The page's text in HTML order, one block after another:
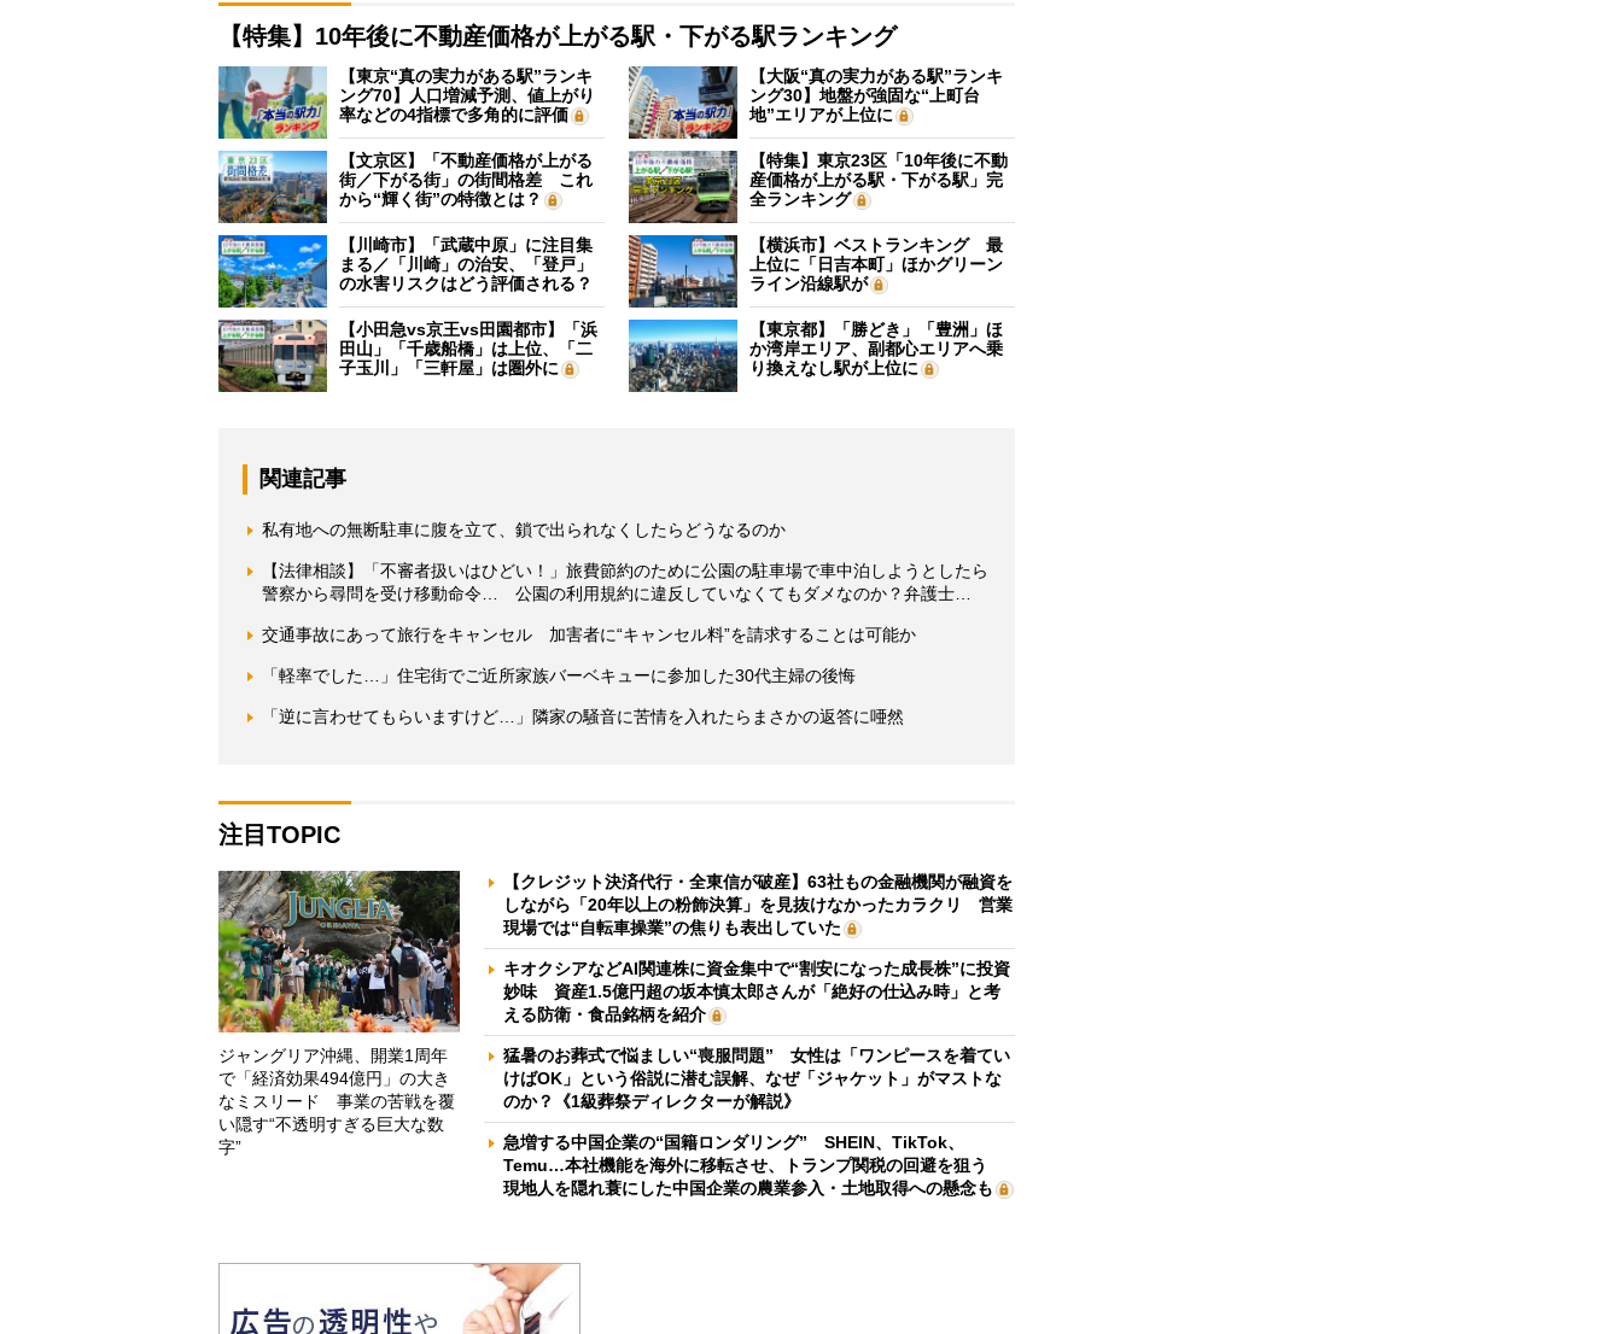
【特集】10年後に不動産価格が上がる駅・下がる駅ランキング
【東京“真の実力がある駅”ランキ
ング70】人口増減予測、値上がり
率などの4指標で多角的に評価
【大阪“真の実力がある駅”ランキ
ング30】地盤が強固な“上町台
地”エリアが上位に
【文京区】「不動産価格が上がる
街／下がる街」の街間格差 これ
から“輝く街”の特徴とは？
【特集】東京23区「10年後に不動
産価格が上がる駅・下がる駅」完
全ランキング
【川崎市】「武蔵中原」に注目集
まる／「川崎」の治安、「登戸」
の水害リスクはどう評価される？
【横浜市】ベストランキング 最
上位に「日吉本町」ほかグリーン
ライン沿線駅が
【小田急vs京王vs田園都市】「浜
田山」「千歳船橋」は上位、「二
子玉川」「三軒屋」は圏外に
【東京都】「勝どき」「豊洲」ほ
か湾岸エリア、副都心エリアへ乗
り換えなし駅が上位に
関連記事
私有地への無断駐車に腹を立て、鎖で出られなくしたらどうなるのか
【法律相談】「不審者扱いはひどい！」旅費節約のために公園の駐車場で車中泊しようとしたら
警察から尋問を受け移動命令… 公園の利用規約に違反していなくてもダメなのか？弁護士…
交通事故にあって旅行をキャンセル 加害者に“キャンセル料”を請求することは可能か
「軽率でした…」住宅街でご近所家族バーベキューに参加した30代主婦の後悔
「逆に言わせてもらいますけど…」隣家の騒音に苦情を入れたらまさかの返答に唖然
注目TOPIC
ジャングリア沖縄、開業1周年
で「経済効果494億円」の大き
なミスリード 事業の苦戦を覆
い隠す“不透明すぎる巨大な数
字”
【クレジット決済代行・全東信が破産】63社もの金融機関が融資を
しながら「20年以上の粉飾決算」を見抜けなかったカラクリ 営業
現場では“自転車操業”の焦りも表出していた
キオクシアなどAI関連株に資金集中で“割安になった成長株”に投資
妙味 資産1.5億円超の坂本慎太郎さんが「絶好の仕込み時」と考
える防衛・食品銘柄を紹介
猛暑のお葬式で悩ましい“喪服問題” 女性は「ワンピースを着てい
けばOK」という俗説に潜む誤解、なぜ「ジャケット」がマストな
のか？《1級葬祭ディレクターが解説》
急増する中国企業の“国籍ロンダリング” SHEIN、TikTok、
Temu…本社機能を海外に移転させ、トランプ関税の回避を狙う
現地人を隠れ蓑にした中国企業の農業参入・土地取得への懸念も